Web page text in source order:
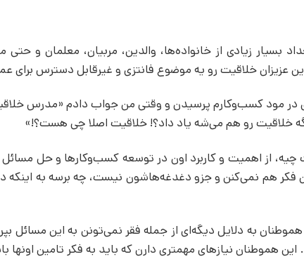
بسیار زیادی از خانواده‌ها، والدین، مربیان، معلمان و حتی
عزیزان خلاقیت رو یه موضوع فانتزی و غیرقابل دسترس برای
در مود کسب‌وکارم پرسیدن و وقتی من جواب دادم «مدرس
خلاقیت رو هم می‌شه یاد داد؟! خلاقیت اصلا چی هست؟!»
از اهمیت و کاربرد اون در توسعه کسب‌وکارها و حل
اون فکر هم نمی‌کنن و جزو دغدغه‌هاشون نیست، چه برسه به
به دلایل دیگه‌ای از جمله فقر نمی‌تونن به این مسائل
هموطنان نیازهای مهمتری دارن که باید به فکر تامین اونها